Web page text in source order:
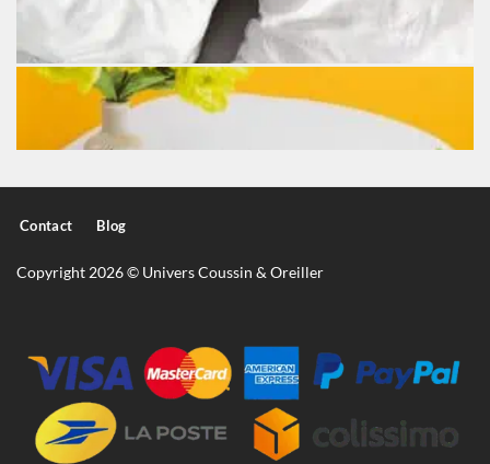
Contact Blog
Copyright 2026 © Univers Coussin & Oreiller